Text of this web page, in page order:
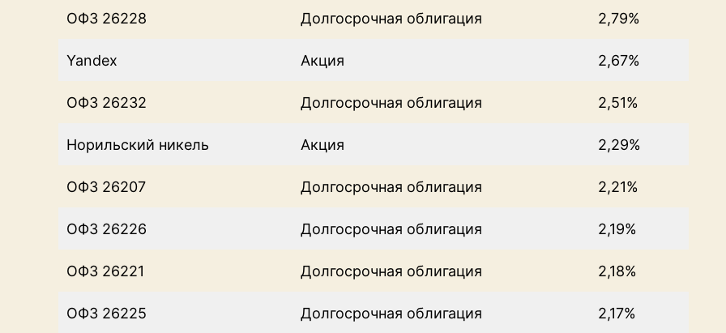
ОФЗ 26228 Долгосрочная облигация 2,79%
Yandex Акция 2,67%
ОФЗ 26232 Долгосрочная облигация 2,51%
Норильский никель Акция 2,29%
ОФЗ 26207 Долгосрочная облигация 2,21%
ОФЗ 26226 Долгосрочная облигация 2,19%
ОФЗ 26221 Долгосрочная облигация 2,18%
ОФЗ 26225 Долгосрочная облигация 2,17%